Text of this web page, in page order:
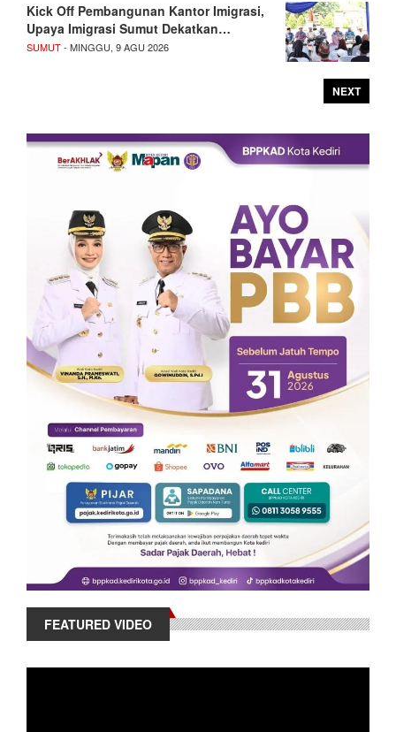
Kick Off Pembangunan Kantor Imigrasi,
Upaya Imigrasi Sumut Dekatkan…
SUMUT- MINGGU, 9 AGU 2026
NEXT
FEATURED VIDEO